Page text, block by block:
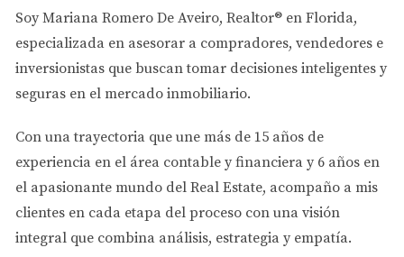
Estudio de Caso: Inversor Novato
Carmen es una mexicana que decidió comprar su
primera propiedad en Miami. Sin experiencia previa,
acceder a una buena propiedad, las tasas altas
aumentaron su pago mensual. A medida que los
alquileres aumentaban, Carmen se dio cuenta de que
podría haber negociado mejores términos con un agente
local.
Soy Mariana Romero De Aveiro, Realtor® en Florida,
especializada en asesorar a compradores, vendedores e
inversionistas que buscan tomar decisiones inteligentes y
seguras en el mercado inmobiliario.
Con una trayectoria que une más de 15 años de
experiencia en el área contable y financiera y 6 años en
el apasionante mundo del Real Estate, acompaño a mis
clientes en cada etapa del proceso con una visión
integral que combina análisis, estrategia y empatía.